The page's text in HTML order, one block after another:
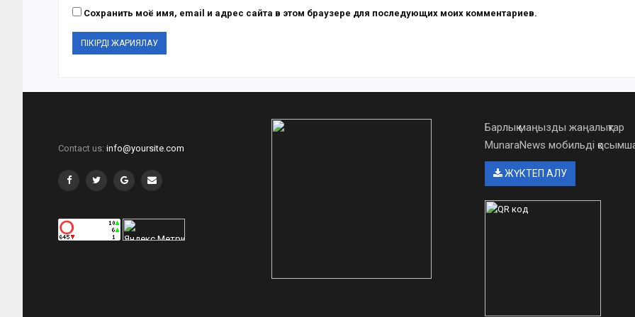
Сохранить моё имя, email и адрес сайта в этом браузере для последующих моих комментариев.
Contact us: info@yoursite.com
Барлық маңызды жаңалықтар
MunaraNews мобильді
ЖҮКТЕП АЛУ